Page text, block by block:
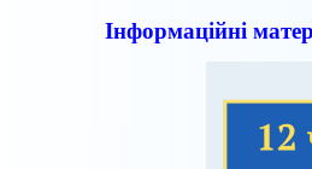
Інформаційні